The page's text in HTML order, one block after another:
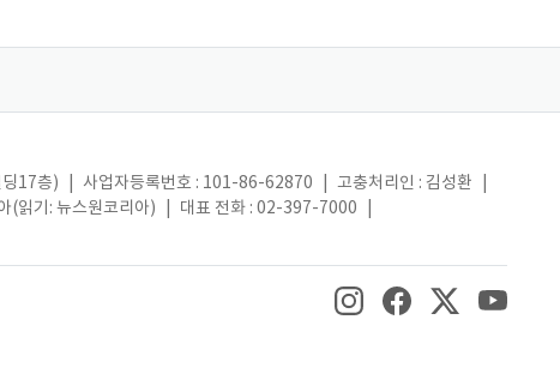
17층) 사업자등록번호 : 101-86-62870 고충처리인 : 김성환
(읽기: 뉴스원코리아) 대표 전화 : 02-397-7000